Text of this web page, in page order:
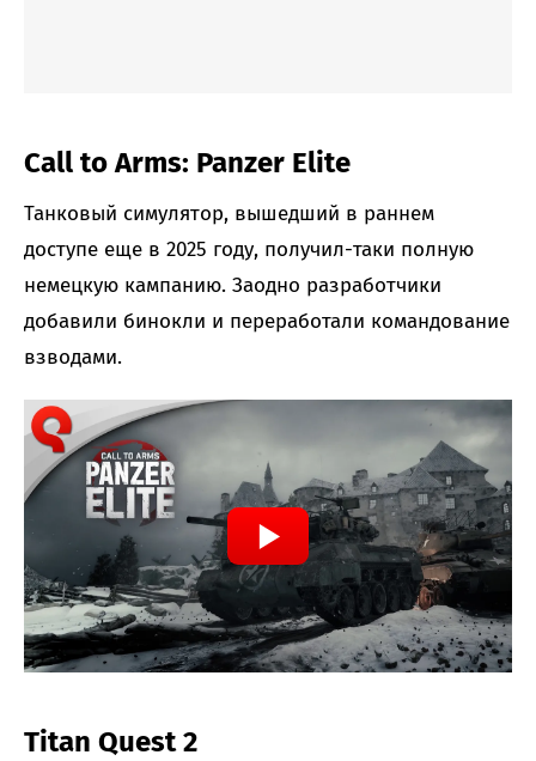
Call to Arms: Panzer Elite
Танковый симулятор, вышедший в раннем
доступе еще в 2025 году, получил-таки полную
немецкую кампанию. Заодно разработчики
добавили бинокли и переработали командование
взводами.
Titan Quest 2